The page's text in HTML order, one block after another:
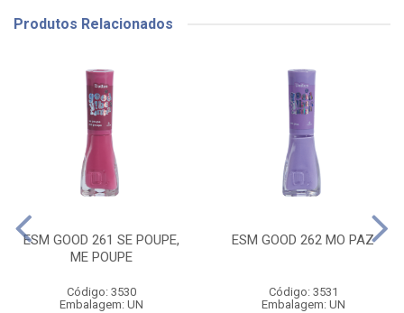
Produtos Relacionados
ESM GOOD 261 SE POUPE,
ME POUPE
Código: 3530
Embalagem: UN
ESM GOOD 262 MO PAZ
Código: 3531
Embalagem: UN